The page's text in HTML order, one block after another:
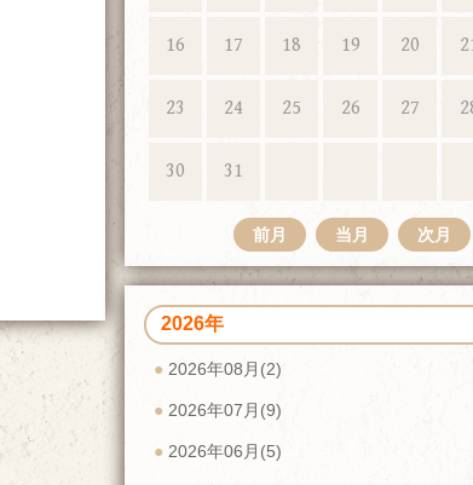
16 17 18 19 20
23 24 25 26 27
30 31
前月 当月 次月
2026年
2026年08月(2)
2026年07月(9)
2026年06月(5)